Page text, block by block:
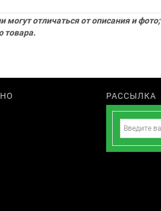
отличаться от описания и фото;
товара.
РАССЫЛКА